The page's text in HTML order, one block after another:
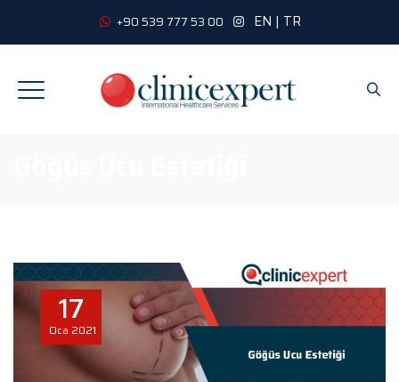
+90 539 777 53 00 EN | TR
17
Oca 2021